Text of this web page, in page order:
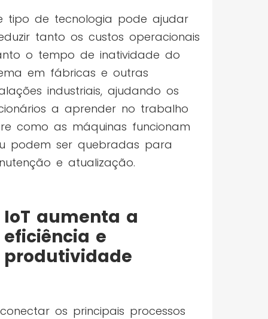
tipo de tecnologia pode ajudar
tanto os custos operacionais
o tempo de inatividade do
em fábricas e outras
industriais, ajudando os
a aprender no trabalho
como as máquinas funcionam
podem ser quebradas para
e atualização.
IoT aumenta a
eficiência e
produtividade
os principais processos